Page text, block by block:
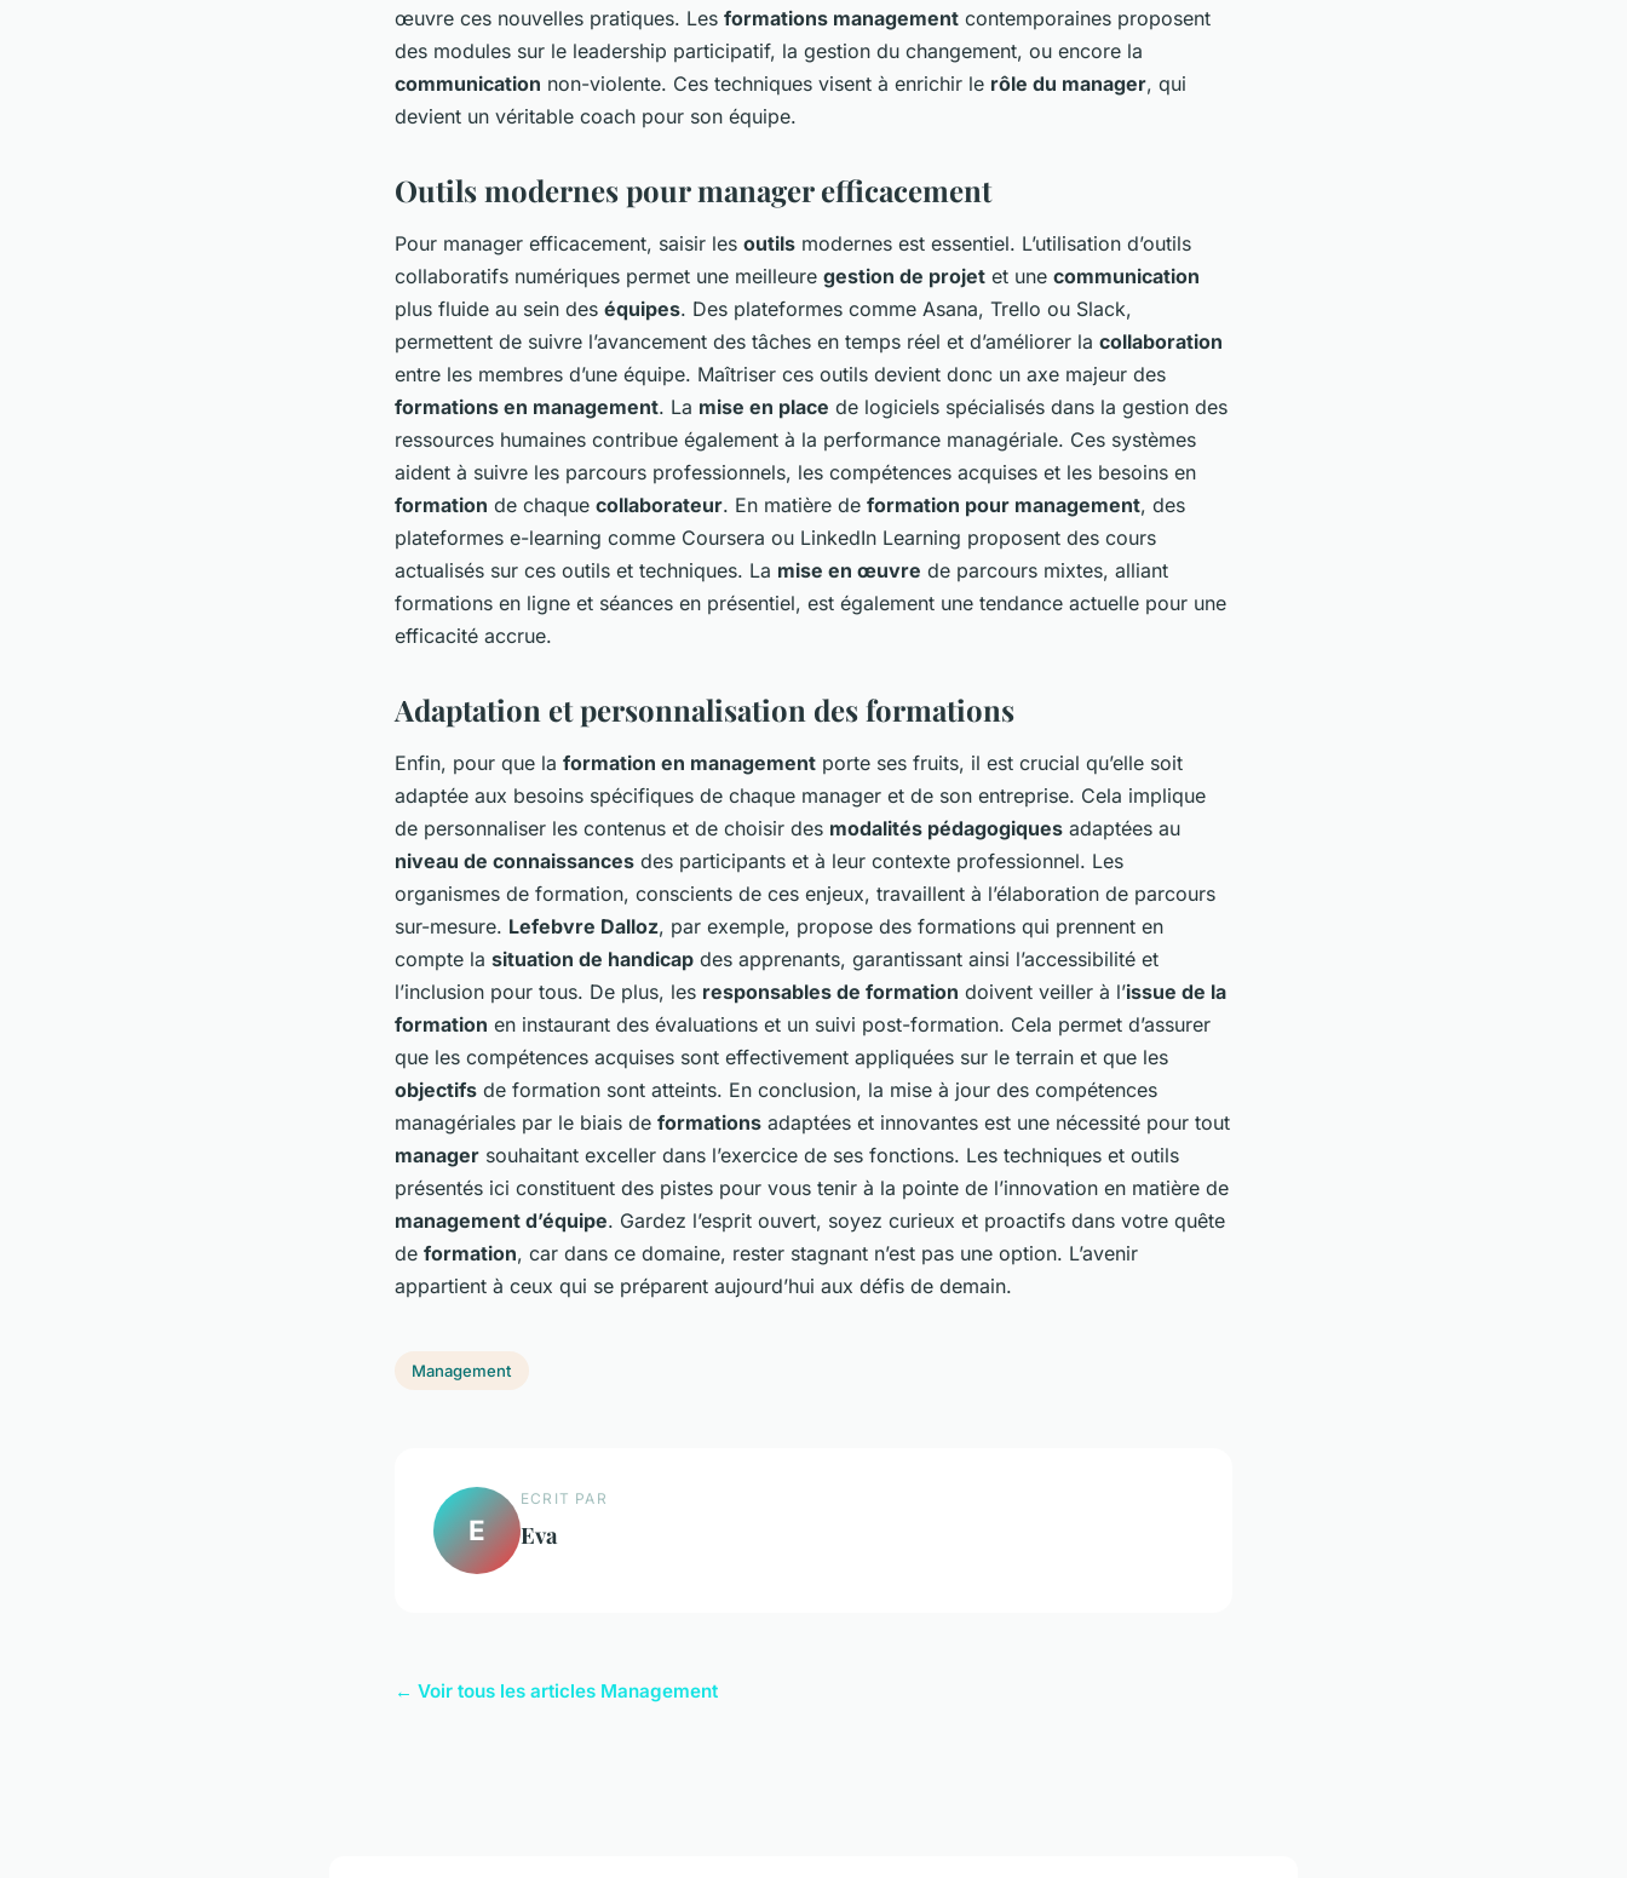
œuvre ces nouvelles pratiques. Les formations management contemporaines proposent
des modules sur le leadership participatif, la gestion du changement, ou encore la
communication non-violente. Ces techniques visent à enrichir le rôle du manager, qui
devient un véritable coach pour son équipe.
Outils modernes pour manager efficacement
Pour manager efficacement, saisir les outils modernes est essentiel. L’utilisation d’outils
collaboratifs numériques permet une meilleure gestion de projet et une communication
plus fluide au sein des équipes. Des plateformes comme Asana, Trello ou Slack,
permettent de suivre l’avancement des tâches en temps réel et d’améliorer la collaboration
entre les membres d’une équipe. Maîtriser ces outils devient donc un axe majeur des
formations en management. La mise en place de logiciels spécialisés dans la gestion des
ressources humaines contribue également à la performance managériale. Ces systèmes
aident à suivre les parcours professionnels, les compétences acquises et les besoins en
formation de chaque collaborateur. En matière de formation pour management, des
plateformes e-learning comme Coursera ou LinkedIn Learning proposent des cours
actualisés sur ces outils et techniques. La mise en œuvre de parcours mixtes, alliant
formations en ligne et séances en présentiel, est également une tendance actuelle pour une
efficacité accrue.
Adaptation et personnalisation des formations
Enfin, pour que la formation en management porte ses fruits, il est crucial qu’elle soit
adaptée aux besoins spécifiques de chaque manager et de son entreprise. Cela implique
de personnaliser les contenus et de choisir des modalités pédagogiques adaptées au
niveau de connaissances des participants et à leur contexte professionnel. Les
organismes de formation, conscients de ces enjeux, travaillent à l’élaboration de parcours
sur-mesure. Lefebvre Dalloz, par exemple, propose des formations qui prennent en
compte la situation de handicap des apprenants, garantissant ainsi l’accessibilité et
l’inclusion pour tous. De plus, les responsables de formation doivent veiller à l’issue de la
formation en instaurant des évaluations et un suivi post-formation. Cela permet d’assurer
que les compétences acquises sont effectivement appliquées sur le terrain et que les
objectifs de formation sont atteints. En conclusion, la mise à jour des compétences
managériales par le biais de formations adaptées et innovantes est une nécessité pour tout
manager souhaitant exceller dans l’exercice de ses fonctions. Les techniques et outils
présentés ici constituent des pistes pour vous tenir à la pointe de l’innovation en matière de
management d’équipe. Gardez l’esprit ouvert, soyez curieux et proactifs dans votre quête
de formation, car dans ce domaine, rester stagnant n’est pas une option. L’avenir
appartient à ceux qui se préparent aujourd’hui aux défis de demain.
Management
E
ECRIT PAR
Eva
← Voir tous les articles Management